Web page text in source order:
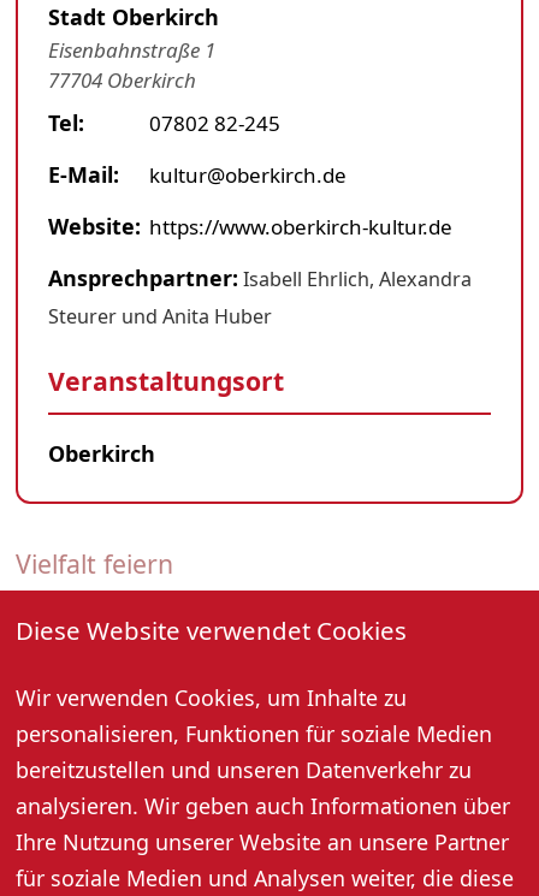
Diese Website verwendet Cookies
Wir verwenden Cookies, um Inhalte zu
personalisieren, Funktionen für soziale Medien
bereitzustellen und unseren Datenverkehr zu
analysieren. Wir geben auch Informationen über
Ihre Nutzung unserer Website an unsere Partner
für soziale Medien und Analysen weiter, die diese
Vielfalt feiern
27. September - 04. Oktober 2026, -
bundesweiten Interkulturellen Woche. Unter dem
Motto „Vielfalt feiern“ wird es im Herbst verschiedene
Aktionen und Begegnungsangebote geben, die den
Dialog zwischen Menschen unterschiedlicher Herkunft
fördern. Ziel ist es, Vielfalt sichtbar zu machen,
Vorurteile abzubauen und das Miteinander in unserer
Stadt zu stärken.
Stadt Oberkirch
Eisenbahnstraße 1
77704 Oberkirch
Tel: 07802 82-245
E-Mail: kultur@oberkirch.de
Website: https://www.oberkirch-kultur.de
Ansprechpartner: Isabell Ehrlich, Alexandra
Steurer und Anita Huber
Veranstaltungsort
Oberkirch